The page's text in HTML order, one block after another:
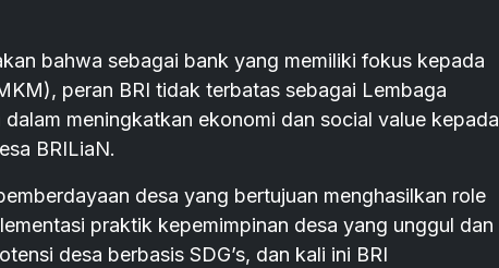
bahwa sebagai bank yang memiliki fokus kepada
peran BRI tidak terbatas sebagai Lembaga
meningkatkan ekonomi dan social value kepada
BRILiaN.
desa yang bertujuan menghasilkan role
praktik kepemimpinan desa yang unggul dan
desa berbasis SDG’s, dan kali ini BRI